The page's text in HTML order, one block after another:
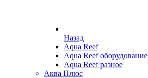
Назад
Aqua Reef
Aqua Reef оборудование
Aqua Reef разное
Аква Плюс